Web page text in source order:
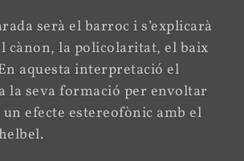
serà el barroc i s’explicarà
cànon, la policolaritat, el baix
aquesta interpretació el
la seva formació per envoltar
efecte estereofònic amb el